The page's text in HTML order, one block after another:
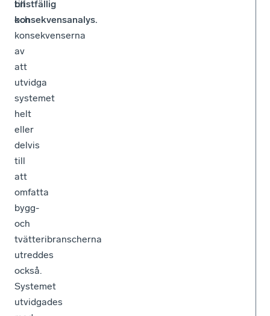
bristfällig
konsekvensanalys.
till
och
konsekvenserna
av
att
utvidga
systemet
helt
eller
delvis
till
att
omfatta
bygg-
och
tvätteribranscherna
utreddes
också.
Systemet
utvidgades